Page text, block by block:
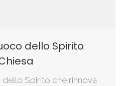
dello Spirito
Spirito che rinnova